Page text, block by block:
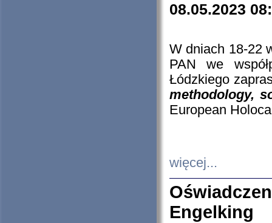
08.05.2023
W dniach 18-22
PAN we
Łódzkiego
methodology,
European
więcej...
Engelking